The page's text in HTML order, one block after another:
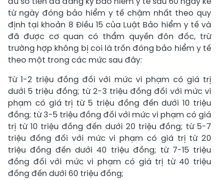
từ ngày đóng bảo hiểm y tế chậm nhất theo quy
định tại khoản 8 Điều 15 của Luật Bảo hiểm y tế và
đã được cơ quan có thẩm quyền đôn đốc, trừ
trường hợp không bị coi là trốn đóng bảo hiểm y tế
theo một trong các mức sau đây:
Từ 1-2 triệu đồng đối với mức vi phạm có giá trị
dưới 5 triệu đồng; từ 2-3 triệu đồng đối với mức vi
phạm có giá trị từ 5 triệu đồng đến dưới 10 triệu
đồng; từ 3-5 triệu đồng đối với mức vi phạm có giá
trị từ 10 triệu đồng đến dưới 20 triệu đồng; từ 5-7
triệu đồng đối với mức vi phạm có giá trị từ 20
triệu đồng đến dưới 40 triệu đồng; từ 7-15 triệu
đồng đối với mức vi phạm có giá trị từ 40 triệu
đồng đến dưới 60 triệu đồng;